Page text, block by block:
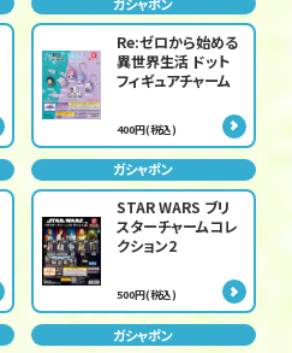
Re:ゼロから始める
異世界生活 ドット
フィギュアチャーム
400円(税込)
ガシャポン
STAR WARS ブリ
スターチャームコレ
クション2
500円(税込)
ガシャポン